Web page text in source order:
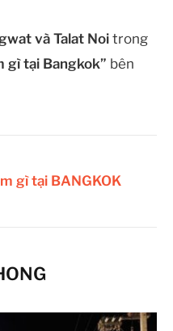
và Talat Noitrong
gì tại Bangkok” bên
gì tại BANGKOK